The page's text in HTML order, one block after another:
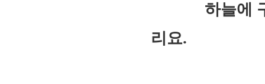
하늘에 구름
리요.